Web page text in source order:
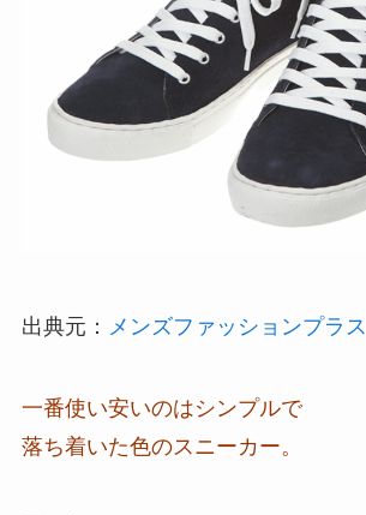
出典元： メンズファッションプラス
一番使い安いのはシンプルで
落ち着いた色のスニーカー。